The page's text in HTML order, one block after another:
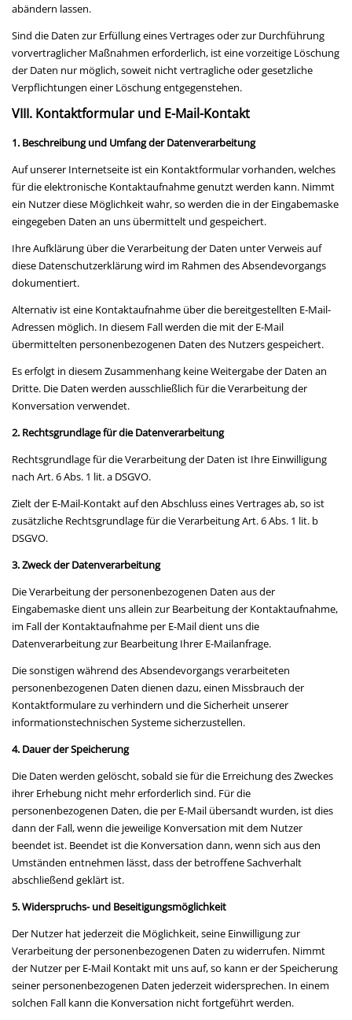
abändern lassen.
Sind die Daten zur Erfüllung eines Vertrages oder zur Durchführung
vorvertraglicher Maßnahmen erforderlich, ist eine vorzeitige Löschung
der Daten nur möglich, soweit nicht vertragliche oder gesetzliche
Verpflichtungen einer Löschung entgegenstehen.
VIII. Kontaktformular und E-Mail-Kontakt
1. Beschreibung und Umfang der Datenverarbeitung
Auf unserer Internetseite ist ein Kontaktformular vorhanden, welches
für die elektronische Kontaktaufnahme genutzt werden kann. Nimmt
ein Nutzer diese Möglichkeit wahr, so werden die in der Eingabemaske
eingegeben Daten an uns übermittelt und gespeichert.
Ihre Aufklärung über die Verarbeitung der Daten unter Verweis auf
diese Datenschutzerklärung wird im Rahmen des Absendevorgangs
dokumentiert.
Alternativ ist eine Kontaktaufnahme über die bereitgestellten E-Mail-
Adressen möglich. In diesem Fall werden die mit der E-Mail
übermittelten personenbezogenen Daten des Nutzers gespeichert.
Es erfolgt in diesem Zusammenhang keine Weitergabe der Daten an
Dritte. Die Daten werden ausschließlich für die Verarbeitung der
Konversation verwendet.
2. Rechtsgrundlage für die Datenverarbeitung
Rechtsgrundlage für die Verarbeitung der Daten ist Ihre Einwilligung
nach Art. 6 Abs. 1 lit. a DSGVO.
Zielt der E-Mail-Kontakt auf den Abschluss eines Vertrages ab, so ist
zusätzliche Rechtsgrundlage für die Verarbeitung Art. 6 Abs. 1 lit. b
DSGVO.
3. Zweck der Datenverarbeitung
Die Verarbeitung der personenbezogenen Daten aus der
Eingabemaske dient uns allein zur Bearbeitung der Kontaktaufnahme,
im Fall der Kontaktaufnahme per E-Mail dient uns die
Datenverarbeitung zur Bearbeitung Ihrer E-Mailanfrage.
Die sonstigen während des Absendevorgangs verarbeiteten
personenbezogenen Daten dienen dazu, einen Missbrauch der
Kontaktformulare zu verhindern und die Sicherheit unserer
informationstechnischen Systeme sicherzustellen.
4. Dauer der Speicherung
Die Daten werden gelöscht, sobald sie für die Erreichung des Zweckes
ihrer Erhebung nicht mehr erforderlich sind. Für die
personenbezogenen Daten, die per E-Mail übersandt wurden, ist dies
dann der Fall, wenn die jeweilige Konversation mit dem Nutzer
beendet ist. Beendet ist die Konversation dann, wenn sich aus den
Umständen entnehmen lässt, dass der betroffene Sachverhalt
abschließend geklärt ist.
5. Widerspruchs- und Beseitigungsmöglichkeit
Der Nutzer hat jederzeit die Möglichkeit, seine Einwilligung zur
Verarbeitung der personenbezogenen Daten zu widerrufen. Nimmt
der Nutzer per E-Mail Kontakt mit uns auf, so kann er der Speicherung
seiner personenbezogenen Daten jederzeit widersprechen. In einem
solchen Fall kann die Konversation nicht fortgeführt werden.